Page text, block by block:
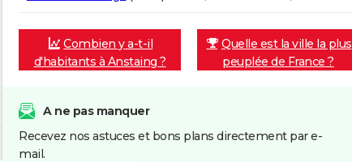
Combien y a-t-il
d'habitants à Anstaing ?
Quelle est la ville la plus
peuplée de France ?
A ne pas manquer
Recevez nos astuces et bons plans directement par e-
mail.